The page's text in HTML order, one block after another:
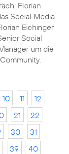
Florian
Social Media
Eichinger
Social
um die
10 11
12
21
22
30
31
39
40